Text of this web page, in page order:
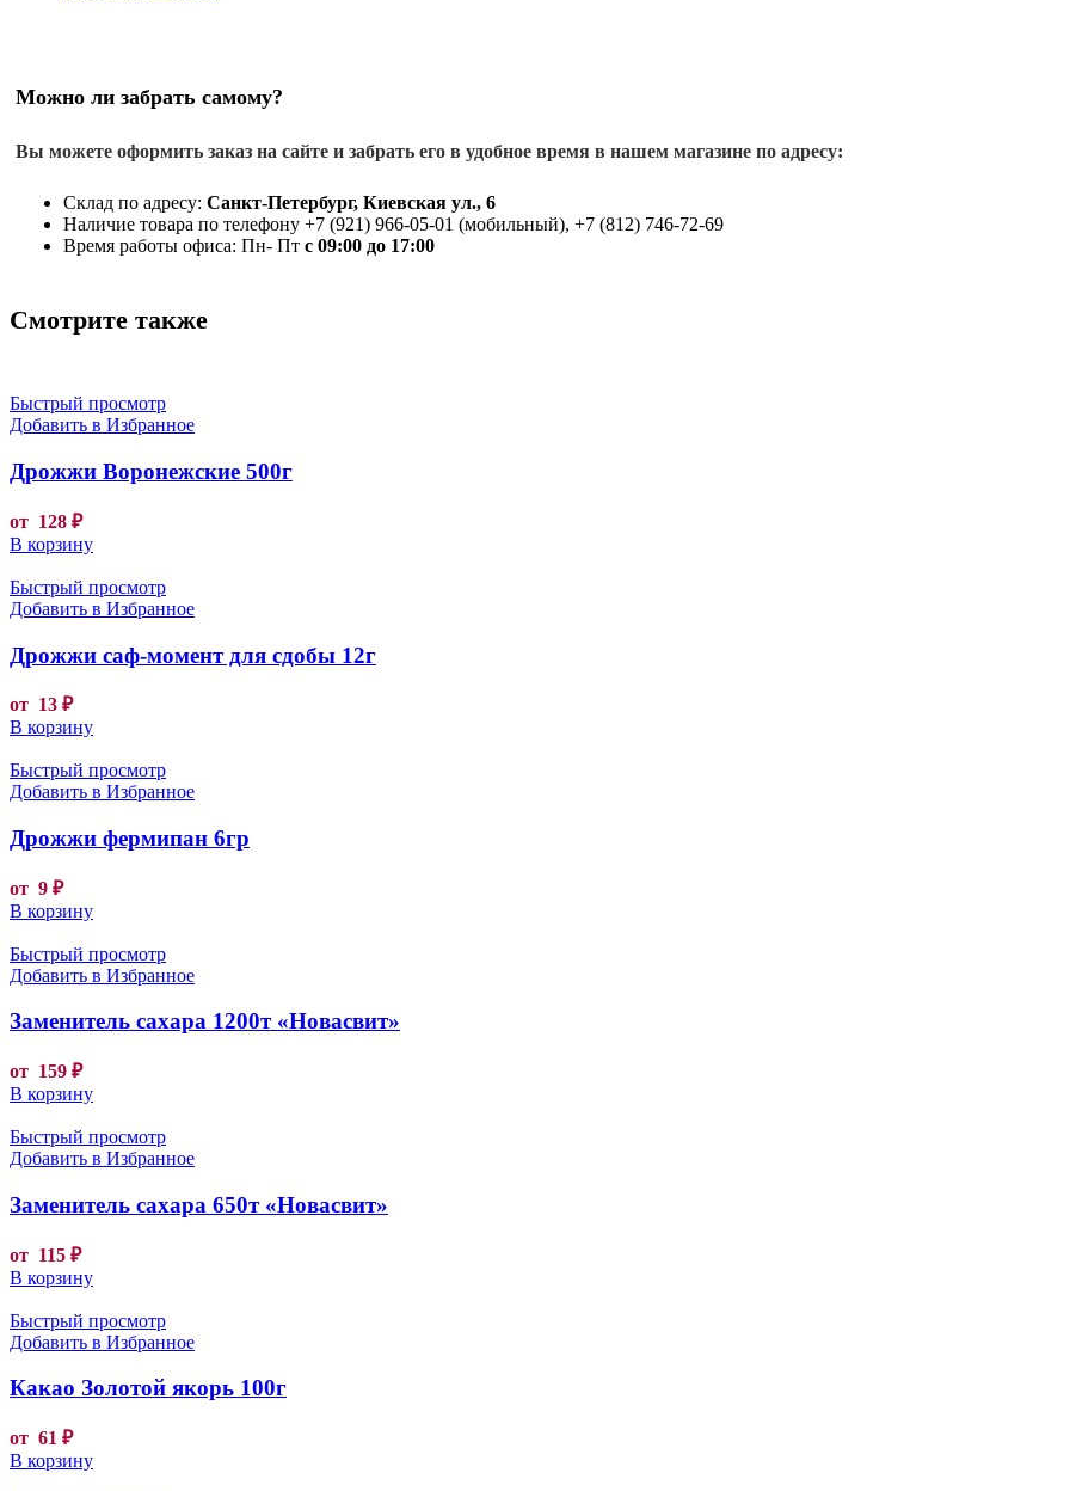
Можно ли забрать самому?
Вы можете оформить заказ на сайте и забрать его в удобное время в нашем магазине по адресу:
Склад по адресу: Санкт-Петербург, Киевская ул., 6
Наличие товара по телефону +7 (921) 966-05-01 (мобильный), +7 (812) 746-72-69
Время работы офиса: Пн- Пт с 09:00 до 17:00
Смотрите также
Быстрый просмотр
Добавить в Избранное
Дрожжи Воронежские 500г
от 128 ₽
В корзину
Быстрый просмотр
Добавить в Избранное
Дрожжи саф-момент для сдобы 12г
от 13 ₽
В корзину
Быстрый просмотр
Добавить в Избранное
Дрожжи фермипан 6гр
от 9 ₽
В корзину
Быстрый просмотр
Добавить в Избранное
Заменитель сахара 1200т «Новасвит»
от 159 ₽
В корзину
Быстрый просмотр
Добавить в Избранное
Заменитель сахара 650т «Новасвит»
от 115 ₽
В корзину
Быстрый просмотр
Добавить в Избранное
Какао Золотой якорь 100г
от 61 ₽
В корзину